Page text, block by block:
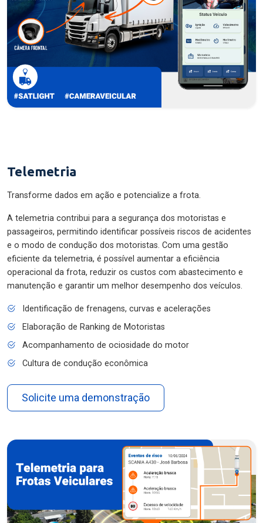
Telemetria
Transforme dados em ação e potencialize a frota.
A telemetria contribui para a segurança dos motoristas e
passageiros, permitindo identificar possíveis riscos de acidentes
e o modo de condução dos motoristas. Com uma gestão
eficiente da telemetria, é possível aumentar a eficiência
operacional da frota, reduzir os custos com abastecimento e
manutenção e garantir um melhor desempenho dos veículos.
Identificação de frenagens, curvas e acelerações
Elaboração de Ranking de Motoristas
Acompanhamento de ociosidade do motor
Cultura de condução econômica
Solicite uma demonstração